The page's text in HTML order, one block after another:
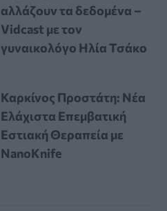
αλλάζουν τα δεδομένα –
Vidcast με τον
γυναικολόγο Ηλία Τσάκο
Καρκίνος Προστάτη: Νέα
Ελάχιστα Επεμβατική
Εστιακή Θεραπεία με
NanoKnife